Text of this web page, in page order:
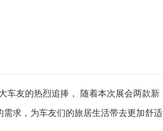
车友的热烈追捧， 随着本次展会两款新
求，为车友们的旅居生活带去更加舒适